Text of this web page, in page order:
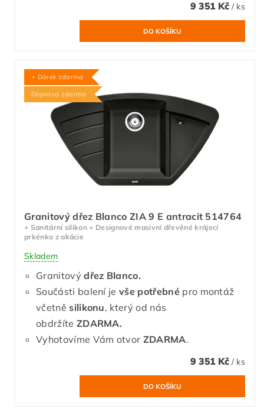
9 351 Kč / ks
+ Dárek zdarma
Doprava zdarma
Granitový dřez Blanco ZIA 9 E antracit 514764
+ Sanitární silikon + Designové masivní dřevěné krájecí
prkénko z akácie
Skladem
Granitový dřez Blanco.
Součásti balení jevše potřebnépro montáž
včetněsilikonu, který od nás
obdržíte ZDARMA.
Vyhotovíme Vám otvor ZDARMA.
9 351 Kč / ks